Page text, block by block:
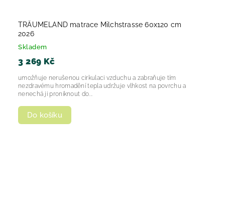
TRÄUMELAND matrace Milchstrasse 60x120 cm
2026
Skladem
3 269 Kč
Do košíku
umožňuje nerušenou cirkulaci vzduchu a zabraňuje tím
nezdravému hromadění tepla udržuje vlhkost na povrchu a
nenechá ji proniknout do...